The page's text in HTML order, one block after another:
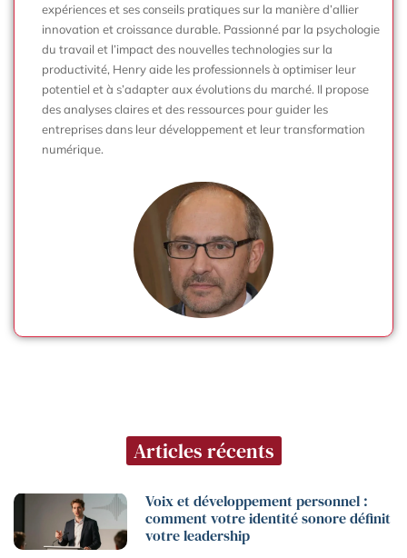
expériences et ses conseils pratiques sur la manière d’allier
innovation et croissance durable. Passionné par la psychologie
du travail et l’impact des nouvelles technologies sur la
productivité, Henry aide les professionnels à optimiser leur
potentiel et à s’adapter aux évolutions du marché. Il propose
des analyses claires et des ressources pour guider les
entreprises dans leur développement et leur transformation
numérique.
Articles récents
Voix et développement personnel :
comment votre identité sonore définit
votre leadership